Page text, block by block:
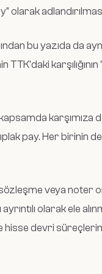
bu yazıda da
karşımıza
pay. Her birinin
veya noter
olarak ele
devri